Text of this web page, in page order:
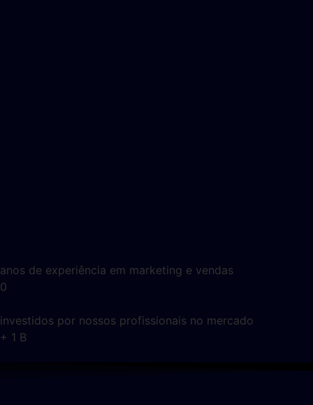
anos de experiência em marketing e vendas
0
investidos por nossos profissionais no mercado
+ 1 B